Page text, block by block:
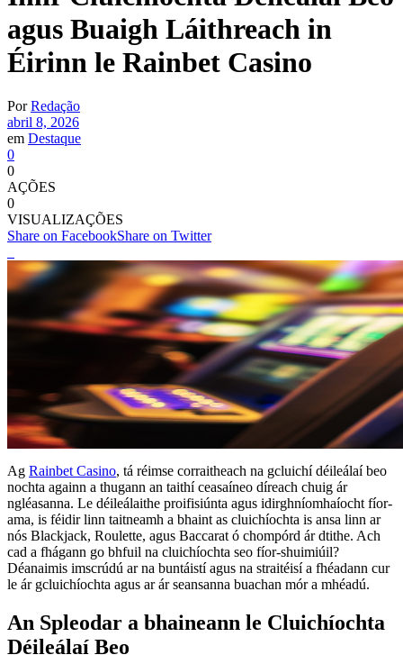
agus Buaigh Láithreach in
Éirinn le Rainbet Casino
Por Redação
abril 8, 2026
em Destaque
0
0
AÇÕES
0
VISUALIZAÇÕES
Share on FacebookShare on Twitter
Ag Rainbet Casino, tá réimse corraitheach na gcluichí déileálaí beo
nochta againn a thugann an taithí ceasaíneo díreach chuig ár
ngléasanna. Le déileálaithe proifisiúnta agus idirghníomhaíocht fíor-
ama, is féidir linn taitneamh a bhaint as cluichíochta is ansa linn ar
nós Blackjack, Roulette, agus Baccarat ó chompórd ár dtithe. Ach
cad a fhágann go bhfuil na cluichíochta seo fíor-shuimiúil?
Déanaimis imscrúdú ar na buntáistí agus na straitéisí a fhéadann cur
le ár gcluichíochta agus ar ár seansanna buachan mór a mhéadú.
An Spleodar a bhaineann le Cluichíochta
Déileálaí Beo